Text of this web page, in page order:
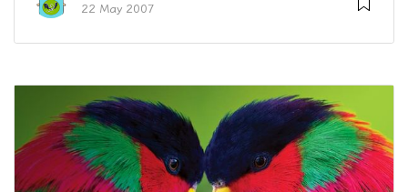
22 May 2007